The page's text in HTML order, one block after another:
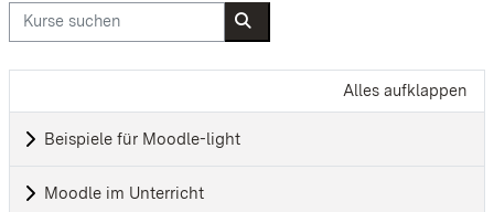
Kurse suchen
Kurse suchen
Alles aufklappen
Beispiele für Moodle-light
Moodle im Unterricht